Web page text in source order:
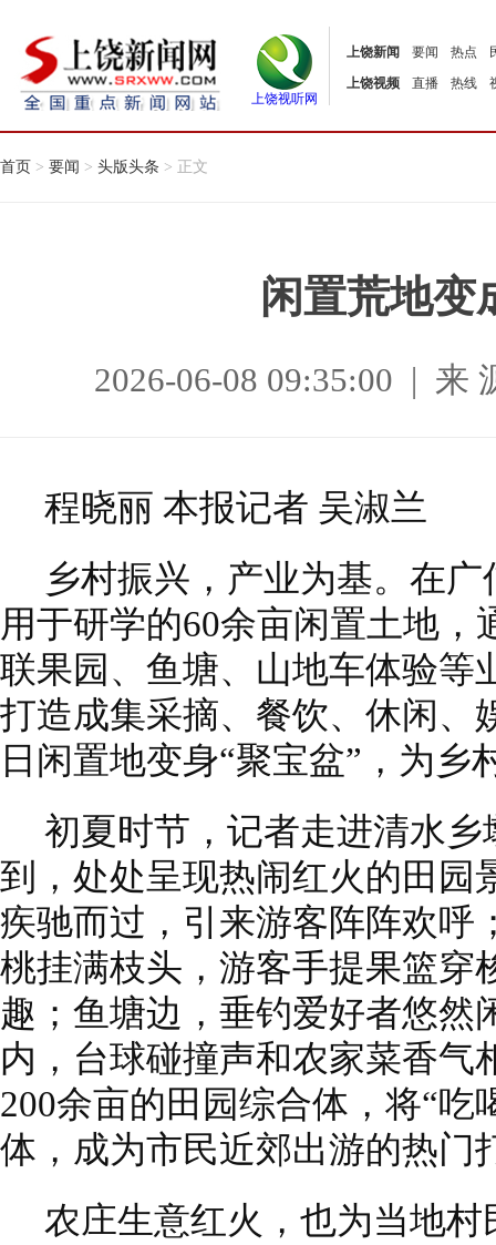
上饶视听网
上饶新闻 要闻 热点
上饶视频
直播 热线
首页 > 要闻 > 头版头条 > 正文
闲置荒地变
2026-06-08 09:35:00 | 来
程晓丽 本报记者 吴淑兰
乡村振兴，产业为基。在
用于研学的60余亩闲置土地
联果园、鱼塘、山地车体验等
打造成集采摘、餐饮、休闲、
日闲置地变身“聚宝盆”，为乡
初夏时节，记者走进清水
到，处处呈现热闹红火的田园
疾驰而过，引来游客阵阵欢呼
桃挂满枝头，游客手提果篮穿
趣；鱼塘边，垂钓爱好者悠然
内，台球碰撞声和农家菜香气
200余亩的田园综合体，将“吃
体，成为市民近郊出游的热门
农庄生意红火，也为当地